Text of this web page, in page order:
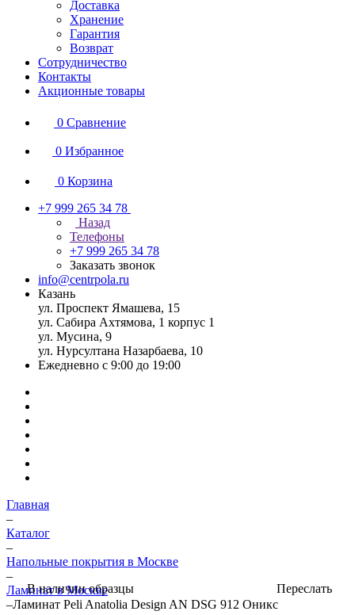
Доставка
Хранение
Гарантия
Возврат
Сотрудничество
Контакты
Акционные товары
0 Сравнение
0 Избранное
0 Корзина
+7 999 265 34 78
Назад
Телефоны
+7 999 265 34 78
Заказать звонок
info@centrpola.ru
Казань
ул. Проспект Ямашева, 15
ул. Сабира Ахтямова, 1 корпус 1
ул. Мусина, 9
ул. Нурсултана Назарбаева, 10
Ежедневно с 9:00 до 19:00
Главная
–
Каталог
–
Напольные покрытия в Москве
–
Ламинат в Москве
–Ламинат Peli Anatolia Design AN DSG 912 Оникс
В наличии образцы Переслать